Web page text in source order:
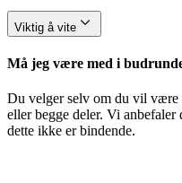
Viktig å vite
Må jeg være med i
Du velger selv om du vil være
eller begge deler. Vi anbefaler
dette ikke er bindende.